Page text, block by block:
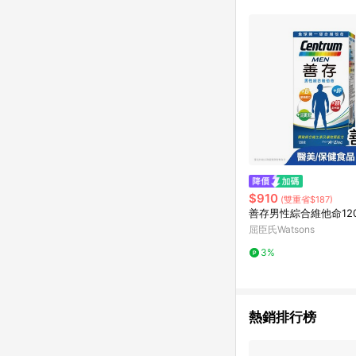
$910 (雙重省$187)
善存男性綜合維他命
屈臣氏Watsons
3%
熱銷排行榜